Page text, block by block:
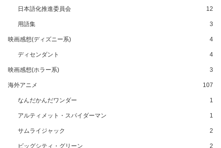
日本語化推進委員会 12
用語集 3
映画感想(ディズニー系) 4
ディセンダント 4
映画感想(ホラー系) 3
海外アニメ 107
なんだかんだワンダー 1
アルティメット・スパイダーマン 1
サムライジャック 2
ビッグシティ・グリーン 2